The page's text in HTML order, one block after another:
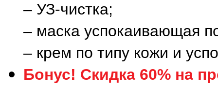
– УЗ-чистка;
– маска успокаивающая
– крем по типу кожи и
Бонус! Скидка 60% на